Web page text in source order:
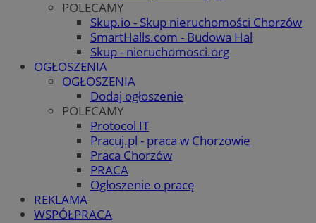
POLECAMY
Skup.io - Skup nieruchomości Chorzów
SmartHalls.com - Budowa Hal
Skup - nieruchomosci.org
OGŁOSZENIA
OGŁOSZENIA
Dodaj ogłoszenie
POLECAMY
Protocol IT
Pracuj.pl - praca w Chorzowie
Praca Chorzów
PRACA
Ogłoszenie o pracę
REKLAMA
WSPÓŁPRACA